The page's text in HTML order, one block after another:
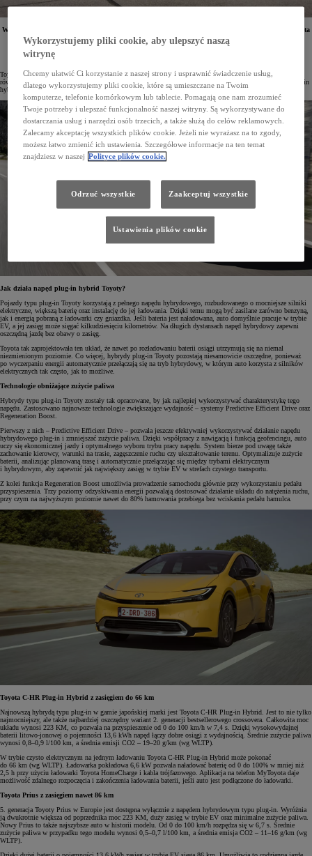
W Europie dostępne są obecnie 3 modele z napędem hybrydowym typu plug-in Toyoty – nowa Toyota
C-HR Plug-in Hybrid, Prius 5. generacji oraz RAV4 Plug-in Hybrid. Ich atutem jest połączenie
unikalnego napędu hybrydowego Toyoty z zaletami auta elektrycznego.
Toyota od ponad 25-letnie rozwija technologię hybrydową. Doświadczenie w produkcji hybryd wykorzystuje
również do opracowywania i produkcji samochodów z wyjątkowo wydajnym i nowoczesnym napędem plug-in
hybrid.
Jak działa napęd plug-in hybrid Toyoty?
Pojazdy typu plug-in Toyoty korzystają z pełnego napędu hybrydowego, rozbudowanego o mocniejsze silniki
elektryczne, większą baterię oraz instalację do jej ładowania. Dzięki temu mogą być zasilane zarówno benzyną,
jak i energią pobraną z ładowarki czy gniazdka. Jeśli bateria jest naładowana, auto domyślnie pracuje w trybie
EV, a jej zasięg może sięgać kilkudziesięciu kilometrów. Na długich dystansach napęd hybrydowy zapewni
oszczędną jazdę bez obawy o zasięg.
Toyota tak zaprojektowała ten układ, że nawet po rozładowaniu baterii osiągi utrzymują się na niemal
niezmienionym poziomie. Co więcej, hybrydy plug-in Toyoty pozostają niesamowicie oszczędne, ponieważ
po wyczerpaniu energii automatycznie przełączają się na tryb hybrydowy, w którym auto korzysta z silników
elektrycznych tak często, jak to możliwe.
Technologie obniżające zużycie paliwa
Hybrydy typu plug-in Toyoty zostały tak opracowane, by jak najlepiej wykorzystywać charakterystykę tego
napędu. Zastosowano najnowsze technologie zwiększające wydajność – systemy Predictive Efficient Drive oraz
Regeneration Boost.
Pierwszy z nich – Predictive Efficient Drive – pozwala jeszcze efektywniej wykorzystywać działanie napędu
hybrydowego plug-in i zmniejszać zużycie paliwa. Dzięki współpracy z nawigacją i funkcją geofencingu, auto
uczy się ekonomicznej jazdy i optymalnego wyboru trybu pracy napędu. System bierze pod uwagę także
zachowanie kierowcy, warunki na trasie, zagęszczenie ruchu czy ukształtowanie terenu. Optymalizuje zużycie
baterii, analizując planowaną trasę i automatycznie przełączając się między trybami elektrycznym
i hybrydowym, aby zapewnić jak największy zasięg w trybie EV w strefach czystego transportu.
Z kolei funkcja Regeneration Boost umożliwia prowadzenie samochodu głównie przy wykorzystaniu pedału
przyspieszenia. Trzy poziomy odzyskiwania energii pozwalają dostosować działanie układu do natężenia ruchu,
przy czym na najwyższym poziomie nawet do 80% hamowania przebiega bez wciskania pedału hamulca.
Toyota C-HR Plug-in Hybrid z zasięgiem do 66 km
Najnowszą hybrydą typu plug-in w gamie japońskiej marki jest Toyota C-HR Plug-in Hybrid. Jest to nie tylko
najmocniejszy, ale także najbardziej oszczędny wariant 2. generacji bestsellerowego crossovera. Całkowita moc
układu wynosi 223 KM, co pozwala na przyspieszenie od 0 do 100 km/h w 7,4 s. Dzięki wysokowydajnej
baterii litowo-jonowej o pojemności 13,6 kWh napęd łączy dobre osiągi z wydajnością. Średnie zużycie paliwa
wynosi 0,8–0,9 l/100 km, a średnia emisji CO2 – 19–20 g/km (wg WLTP).
W trybie czysto elektrycznym na jednym ładowaniu Toyota C-HR Plug-in Hybrid może pokonać
do 66 km (wg WLTP). Ładowarka pokładowa 6,6 kW pozwala naładować baterię od 0 do 100% w mniej niż
2,5 h przy użyciu ładowarki Toyota HomeCharge i kabla trójfazowego. Aplikacja na telefon MyToyota daje
możliwość zdalnego rozpoczęcia i zakończenia ładowania baterii, jeśli auto jest podłączone do ładowarki.
Toyota Prius z zasięgiem nawet 86 km
5. generacja Toyoty Prius w Europie jest dostępna wyłącznie z napędem hybrydowym typu plug-in. Wyróżnia
ją dwukrotnie większa od poprzednika moc 223 KM, duży zasięg w trybie EV oraz minimalne zużycie paliwa.
Nowy Prius to także najszybsze auto w historii modelu. Od 0 do 100 km/h rozpędza się w 6,7 s. Średnie
zużycie paliwa w przypadku tego modelu wynosi 0,5–0,7 l/100 km, a średnia emisja CO2 – 11–16 g/km (wg
WLTP).
Wykorzystujemy pliki cookie, aby ulepszyć naszą
witrynę
Chcemy ułatwić Ci korzystanie z naszej strony i usprawnić świadczenie usług,
dlatego wykorzystujemy pliki cookie, które są umieszczane na Twoim
komputerze, telefonie komórkowym lub tablecie. Pomagają one nam zrozumieć
Twoje potrzeby i ulepszać funkcjonalność naszej witryny. Są wykorzystywane do
dostarczania usług i narzędzi osób trzecich, a także służą do celów reklamowych.
Zalecamy akceptację wszystkich plików cookie. Jeżeli nie wyrażasz na to zgody,
możesz łatwo zmienić ich ustawienia. Szczegółowe informacje na ten temat
znajdziesz w naszej Polityce plików cookie.
Odrzuć wszystkie Zaakceptuj wszystkie
Ustawienia plików cookie